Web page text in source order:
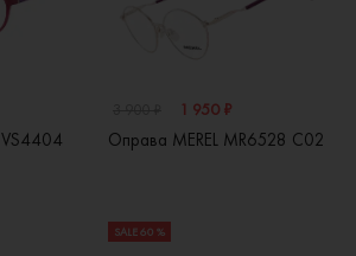
1 950 ₽
Оправа MEREL MR6528 C02
SALE 60 %